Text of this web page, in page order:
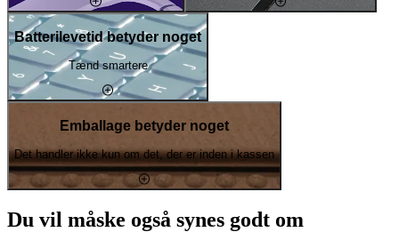
Batterilevetid betyder noget
Tænd smartere
Emballage betyder noget
Det handler ikke kun om det, der er inden i kassen
Du vil måske også synes godt om